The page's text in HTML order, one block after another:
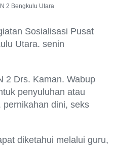
2 Bengkulu Utara
Sosialisasi Pusat
Utara. senin
2 Drs. Kaman. Wabup
penyuluhan atau
dini, seks
diketahui melalui guru,